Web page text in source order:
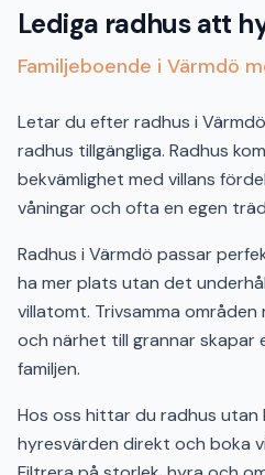
Lediga radhus att
Familjeboende i Värmdö
Letar du efter radhus i
radhus tillgängliga. Radhus
bekvämlighet med villans
våningar och ofta en egen
Radhus i Värmdö passar
ha mer plats utan det
villatomt. Trivsamma
och närhet till grannar skapar
familjen.
Hos oss hittar du radhus utan
hyresvärden direkt och boka